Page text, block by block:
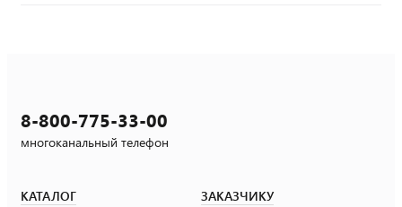
8-800-775-33-00
многоканальный телефон
КАТАЛОГ ЗАКАЗЧИКУ